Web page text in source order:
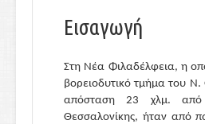
Εισαγωγή
Στη Νέα Φιλαδέλφεια, η
βορειοδυτικό τμήμα του
απόσταση 23 χλμ.
Θεσσαλονίκης, ήταν από